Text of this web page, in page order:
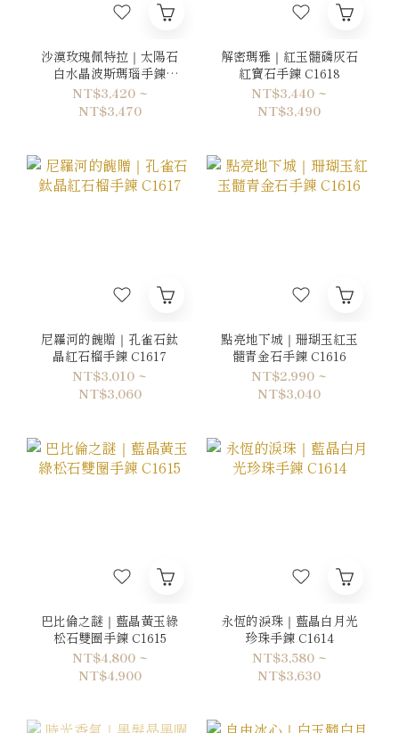
沙漠玫瑰佩特拉｜太陽石
白水晶波斯瑪瑙手鍊
C1619
NT$3,420 ~
NT$3,470
解密瑪雅｜紅玉髓磷灰石
紅寶石手鍊 C1618
NT$3,440 ~
NT$3,490
尼羅河的餽贈｜孔雀石鈦
晶紅石榴手鍊 C1617
NT$3,010 ~
NT$3,060
點亮地下城｜珊瑚玉紅玉
髓青金石手鍊 C1616
NT$2,990 ~
NT$3,040
巴比倫之謎｜藍晶黃玉綠
松石雙圈手鍊 C1615
NT$4,800 ~
NT$4,900
永恆的淚珠｜藍晶白月光
珍珠手鍊 C1614
NT$3,580 ~
NT$3,630